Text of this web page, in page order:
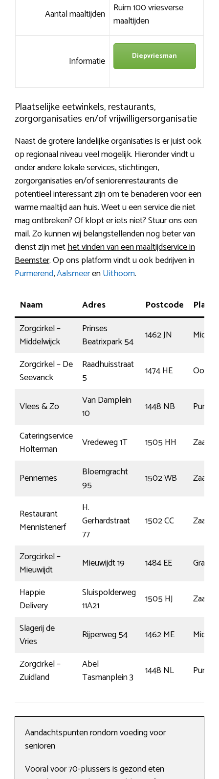
Aantal maaltijden Ruim 100 vriesverse
maaltijden
Informatie Diepvriesman
Plaatselijke eetwinkels, restaurants,
zorgorganisaties en/of vrijwilligersorganisatie
Naast de grotere landelijke organisaties is er juist ook
op regionaal niveau veel mogelijk. Hieronder vindt u
onder andere lokale services, stichtingen,
zorgorganisaties en/of seniorenrestaurants die
potentieel interessant zijn om te benaderen voor een
warme maaltijd aan huis. Weet u een service die niet
mag ontbreken? Of klopt er iets niet? Stuur ons een
mail. Zo kunnen wij belangstellenden nog beter van
dienst zijn methet vinden van een maaltijdservice in
Beemster. Op ons platform vindt u ook bedrijven in
Purmerend,AalsmeerenUithoorn.
Naam Adres Postcode
Plaats
Zorgcirkel –
Middelwijck
Prinses
Beatrixpark 54
1462 JN
Zorgcirkel – De
Seevanck
Raadhuisstraat
5
1474 HE
Vlees & Zo
Van Damplein
10
1448 NB
Cateringservice
Holterman
Vredeweg 1T 1505 HH
Pennemes
Bloemgracht
95
1502 WB
Restaurant
Mennistenerf
H.
Gerhardstraat
77
1502 CC
Zorgcirkel –
Mieuwijdt
Mieuwijdt 19 1484 EE
Graft
Happie
Delivery
Sluispolderweg
11A21
1505 HJ
Slagerij de
Vries
Rijperweg 54 1462 ME
Zorgcirkel –
Zuidland
Abel
Tasmanplein 3
1448 NL
Aandachtspunten rondom voeding voor
senioren
Vooral voor 70-plussers is gezond eten